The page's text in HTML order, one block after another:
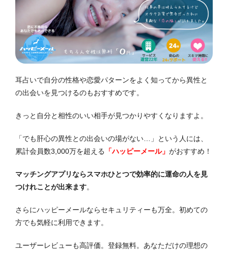
耳占いで自分の性格や恋愛パターンをよく知ってから異性と
の出会いを見つけるのもおすすめです。
きっと自分と相性のいい相手が見つかりやすくなりますよ。
「でも肝心の異性との出会いの場がない…」という人には、
累計会員数3,000万を超える
「ハッピーメール」 がおすすめ！
マッチングアプリならスマホひとつで効率的に運命の人を見
つけれことが出来ます。
さらにハッピーメールならセキュリティーも万全。初めての
方でも気軽に利用できます。
ユーザーレビューも高評価。登録無料。あなただけの理想の